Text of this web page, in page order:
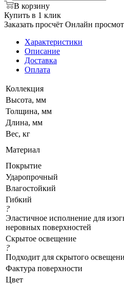
В корзину
Купить в 1 клик
Заказать просчёт Онлайн
Характеристики
Описание
Доставка
Оплата
Коллекция
Высота, мм
Толщина, мм
Длина, мм
Вес, кг
Материал
Покрытие
Ударопрочный
Влагостойкий
Гибкий
?
Эластичное исполнение для
неровных поверхностей
Скрытое освещение
?
Подходит для скрытого
Фактура поверхности
Цвет